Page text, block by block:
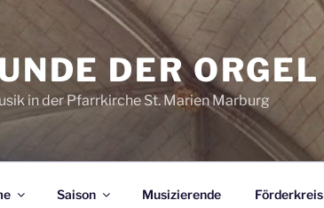
DER ORGEL
in der Pfarrkirche St. Marien Marburg
Saison Musizierende Förderkreis